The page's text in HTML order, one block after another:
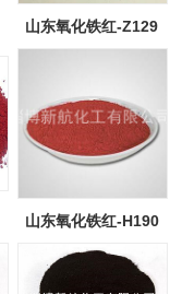
山东氧化铁红-Z129
山东氧化铁红-H190